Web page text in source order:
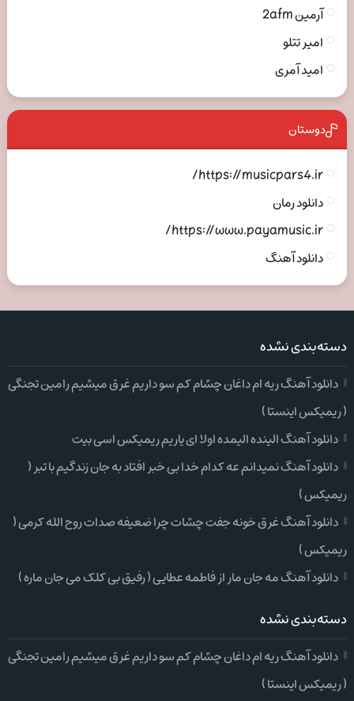
آرمین 2afm
امیر تتلو
امید آمری
دوستان
https://musicpars4.ir/
دانلود رمان
https://www.payamusic.ir/
دانلود آهنگ
دسته‌بندی نشده
دانلود آهنگ ریه ام داغان چشام کم سو داریم غرق میشیم رامین تجنگی
( ریمیکس اینستا )
دانلود آهنگ الینده الیمده اولا ای یاریم ریمیکس اسی بیت
دانلود آهنگ نمیدانم عه کدام خدا بی خبر افتاد به جان زندگیم با تبر (
ریمیکس )
دانلود آهنگ غرق خونه جفت چشات چرا ضعیفه صدات روح الله کرمی (
ریمیکس )
دانلود آهنگ مه جان مار از فاطمه عطایی ( رفیق بی کلک می جان ماره )
دسته‌بندی نشده
دانلود آهنگ ریه ام داغان چشام کم سو داریم غرق میشیم رامین تجنگی
( ریمیکس اینستا )